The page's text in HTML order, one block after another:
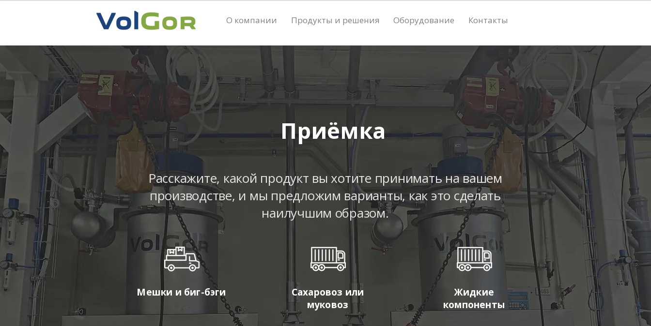
О компании Продукты и решения Оборудование Контакты
Приёмка
Расскажите, какой продукт вы хотите принимать на вашем
производстве, и мы предложим варианты, как это сделать
наилучшим образом.
Мешки и биг-бэги
Сахаровоз или
муковоз
Жидкие
компоненты